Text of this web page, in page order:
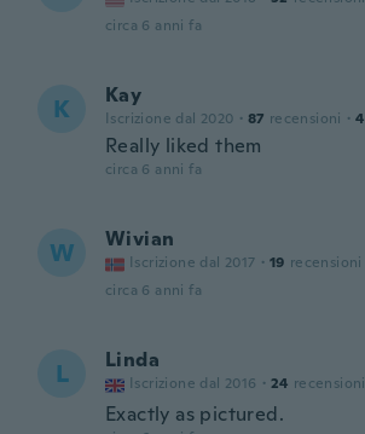
circa 6 anni fa
K Kay
Iscrizione dal 2020 · 87 recensioni · 4
Really liked them
circa 6 anni fa
W Wivian
Iscrizione dal 2017 · 19 recensioni
circa 6 anni fa
L Linda
Iscrizione dal 2016 · 24 recensioni
Exactly as pictured.